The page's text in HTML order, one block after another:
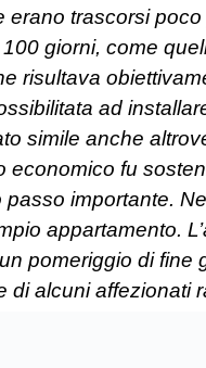
erano trascorsi
giorni, come
risultava
ad
simile anche
economico fu
importante.
appartamento.
pomeriggio di fine
di alcuni